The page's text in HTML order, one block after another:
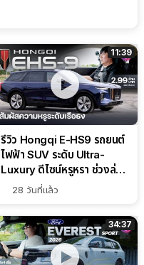
11:39
รีวิว Hongqi E-HS9 รถยนต์
ไฟฟ้า SUV ระดับ Ultra-
Luxury ดีไซน์หรูหรา ช่วงล่าง
CDC นุ่มหนึบเหนือระดับ
28 วันที่แล้ว
34:37